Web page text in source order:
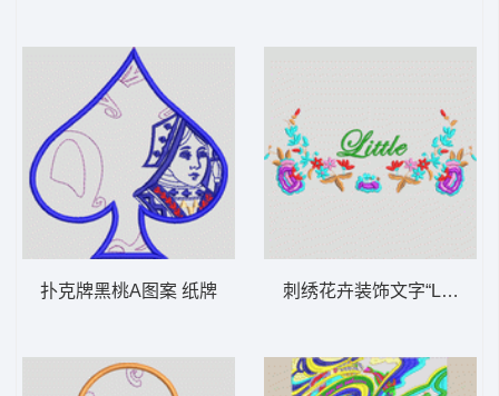
扑克牌黑桃A图案 纸牌 刺绣花卉装饰文字“Little”